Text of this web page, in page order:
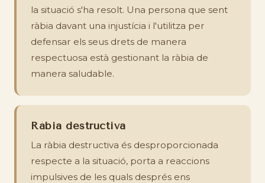
la situació s'ha resolt. Una persona que sent
ràbia davant una injustícia i l'utilitza per
defensar els seus drets de manera
respectuosa està gestionant la ràbia de
manera saludable.
Ràbia destructiva
La ràbia destructiva és desproporcionada
respecte a la situació, porta a reaccions
impulsives de les quals després ens